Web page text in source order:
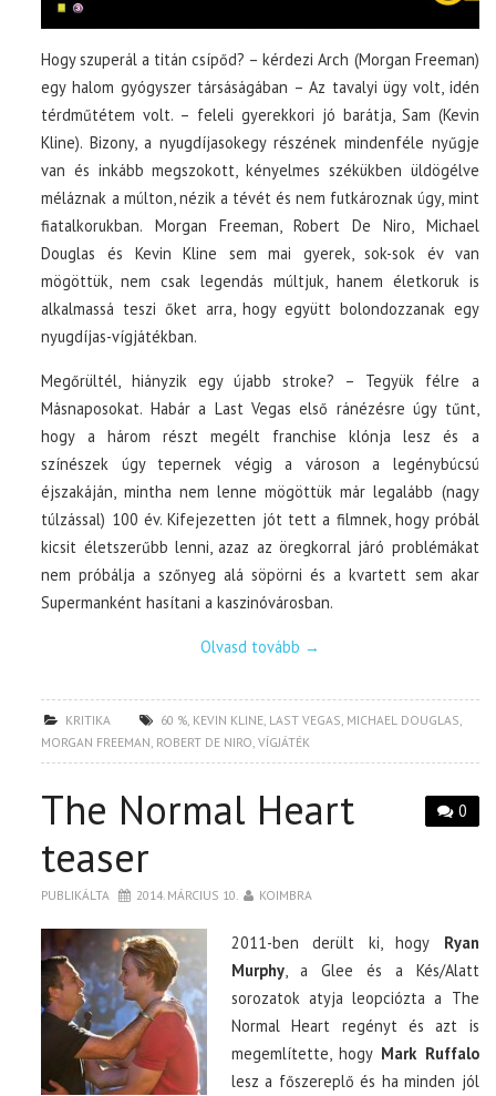
Hogy szuperál a titán csípőd? – kérdezi Arch (Morgan Freeman)
egy halom gyógyszer társáságában – Az tavalyi ügy volt, idén
térdműtétem volt. – feleli gyerekkori jó barátja, Sam (Kevin
Kline). Bizony, a nyugdíjasokegy részének mindenféle nyűgje
van és inkább megszokott, kényelmes székükben üldögélve
méláznak a múlton, nézik a tévét és nem futkároznak úgy, mint
fiatalkorukban. Morgan Freeman, Robert De Niro, Michael
Douglas és Kevin Kline sem mai gyerek, sok-sok év van
mögöttük, nem csak legendás múltjuk, hanem életkoruk is
alkalmassá teszi őket arra, hogy együtt bolondozzanak egy
nyugdíjas-vígjátékban.
Megőrültél, hiányzik egy újabb stroke? – Tegyük félre a
Másnaposokat. Habár a Last Vegas első ránézésre úgy tűnt,
hogy a három részt megélt franchise klónja lesz és a
színészek úgy tepernek végig a városon a legénybúcsú
éjszakáján, mintha nem lenne mögöttük már legalább (nagy
túlzással) 100 év. Kifejezetten jót tett a filmnek, hogy próbál
kicsit életszerűbb lenni, azaz az öregkorral járó problémákat
nem próbálja a szőnyeg alá söpörni és a kvartett sem akar
Supermanként hasítani a kaszinóvárosban.
Olvasd tovább →
KRITIKA 60 % KEVIN KLINE LAST VEGAS MICHAEL DOUGLAS
MORGAN FREEMAN ROBERT DE NIRO ,VÍGJÁTÉK
0
The Normal Heart
teaser
PUBLIKÁLTA 2014. MÁRCIUS 10. KOIMBRA
2011-ben derült ki, hogy Ryan
Murphy , a Glee és a Kés/Alatt
sorozatok atyja leopciózta a The
Normal Heart regényt és azt is
megemlítette, hogy Mark Ruffalo
lesz a főszereplő és ha minden jól